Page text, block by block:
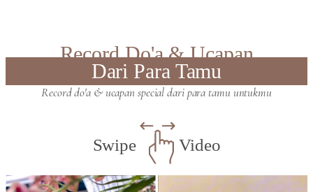
Record Do'a & Ucapan
Dari Para Tamu
Record do'a & ucapan special dari para tamu untukmu
Swipe Video